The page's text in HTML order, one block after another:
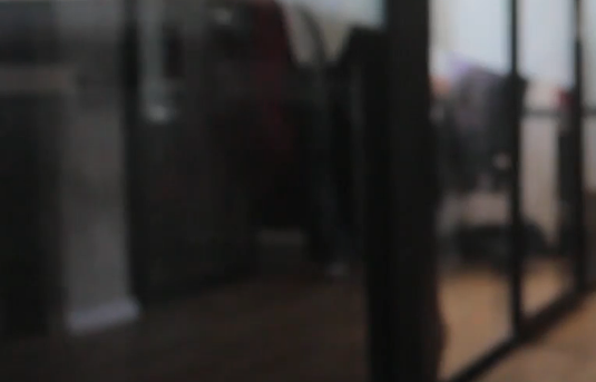
TOP
＋.DESIGNについて デザインできること